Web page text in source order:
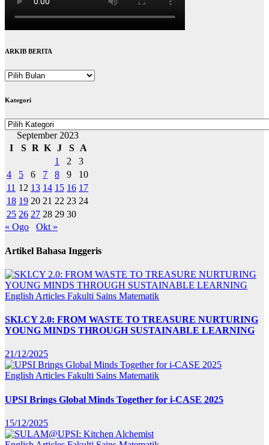
ARKIB BERITA
ARKIB
Kategori
Kategori
September 2023
I
S R K J S
A
1
2
3
4
5 6 7 8 9
10
11 12 13 14 15 16 17
18 19 20 21 22 23 24
25 26 27 28 29 30
« Ogo
Okt »
Artikel Bahasa Inggeris
English Articles Fakulti Sains Matematik
SKI.CY 2.0: FROM WASTE TO TREASURE NURTURING
YOUNG MINDS THROUGH SUSTAINABLE LEARNING
21/12/2025
English Articles Fakulti Sains Matematik
UPSI Brings Global Minds Together for i-CASE 2025
15/12/2025